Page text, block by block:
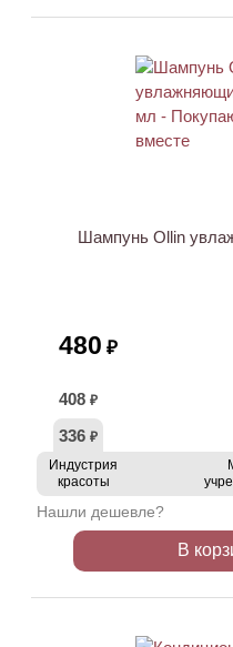
Шампунь Ollin
480 ₽
408 ₽
336 ₽
Индустрия
красоты
Нашли дешевле?
В